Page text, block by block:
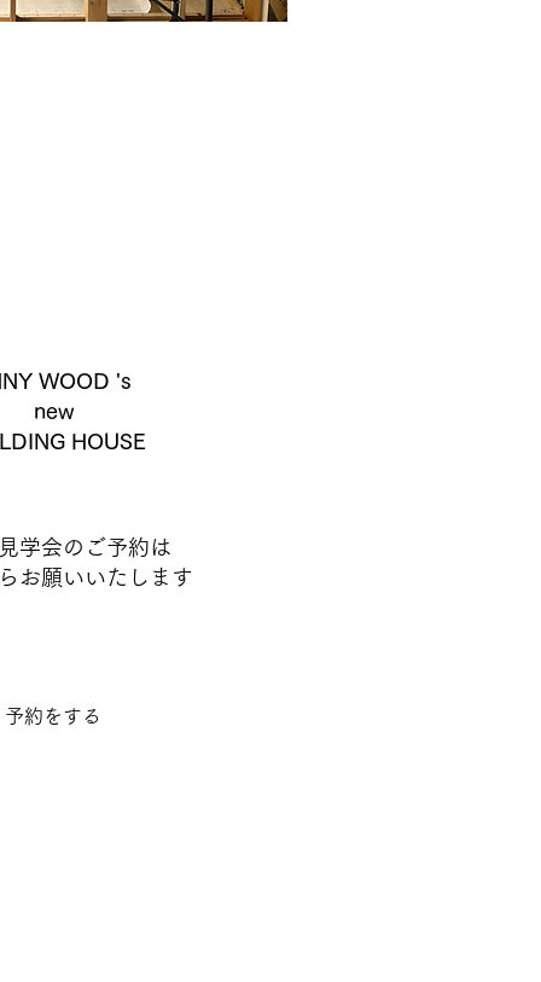
WOOD 's
new
HOUSE
学会のご予約は
お願いいたします
予約をする